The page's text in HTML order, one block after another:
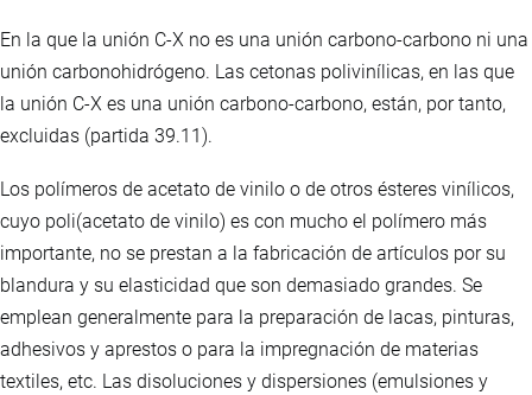
En la que la unión C-X no es una unión carbono-carbono ni una
unión carbonohidrógeno. Las cetonas polivinílicas, en las que
la unión C-X es una unión carbono-carbono, están, por tanto,
excluidas (partida 39.11).
Los polímeros de acetato de vinilo o de otros ésteres vinílicos,
cuyo poli(acetato de vinilo) es con mucho el polímero más
importante, no se prestan a la fabricación de artículos por su
blandura y su elasticidad que son demasiado grandes. Se
emplean generalmente para la preparación de lacas, pinturas,
adhesivos y aprestos o para la impregnación de materias
textiles, etc. Las disoluciones y dispersiones (emulsiones y